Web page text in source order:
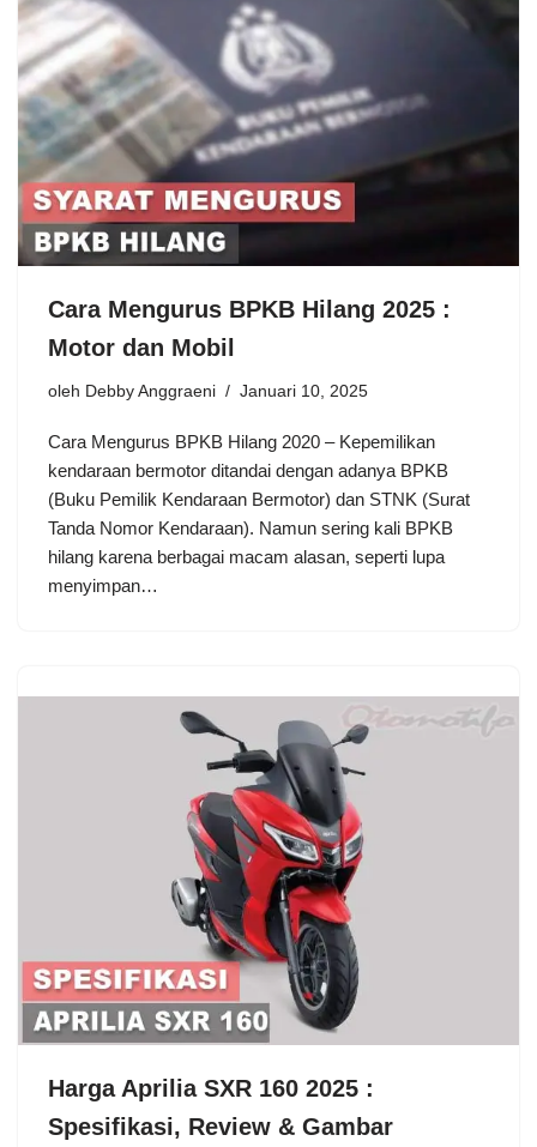
Cara Mengurus BPKB Hilang 2025 :
Motor dan Mobil
oleh Debby Anggraeni Januari 10, 2025
Cara Mengurus BPKB Hilang 2020 – Kepemilikan
kendaraan bermotor ditandai dengan adanya BPKB
(Buku Pemilik Kendaraan Bermotor) dan STNK (Surat
Tanda Nomor Kendaraan). Namun sering kali BPKB
hilang karena berbagai macam alasan, seperti lupa
menyimpan…
Harga Aprilia SXR 160 2025 :
Spesifikasi, Review & Gambar